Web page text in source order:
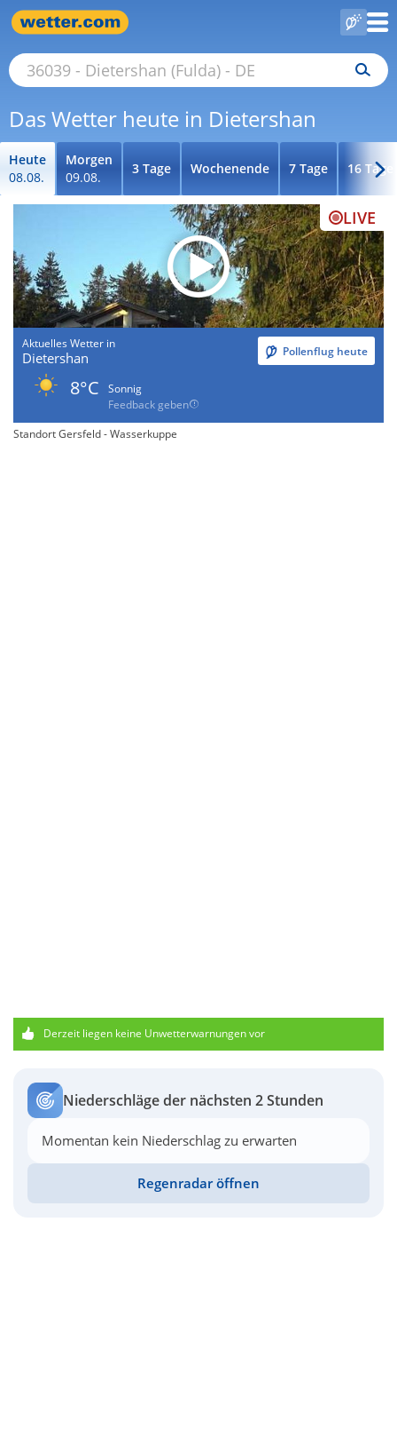
Das Wetter heute in Dietershan
Heute
08.08.
Morgen
09.08.
3 Tage Wochenende 7 Tage 16 Tage
LIVE
Aktuelles Wetter in
Dietershan Pollenflug heute
8°C
Sonnig
Feedback geben
Standort Gersfeld - Wasserkuppe
Derzeit liegen keine Unwetterwarnungen vor
Niederschläge der nächsten 2 Stunden
Momentan kein Niederschlag zu erwarten
Regenradar öffnen